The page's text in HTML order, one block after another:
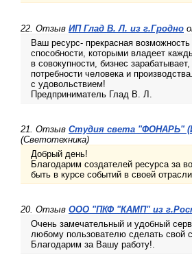
22. Отзыв ИП Глад В. Л. из г.Гродно
Ваш ресурс- прекрасная
способности, которыми владеет
в совокупности, бизнес
потребности человека и
с удовольствием!
Предприниматель Глад В. Л.
21. Отзыв Студия света "ФОНАРЬ"
(Светотехника)
Добрый день!
Благодарим создателей ресурса за
быть в курсе событий в своей
20. Отзыв OOO "ПКФ "КАМП" из
Очень замечательный и удобный
любому пользователю сделать свой
Благодарим за Вашу работу!.